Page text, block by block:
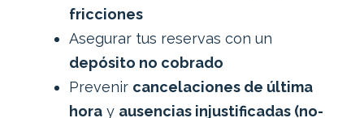
fricciones
Asegurar tus reservas con un
depósito no cobrado
Prevenir cancelaciones de última
horay ausencias injustificadas (no-